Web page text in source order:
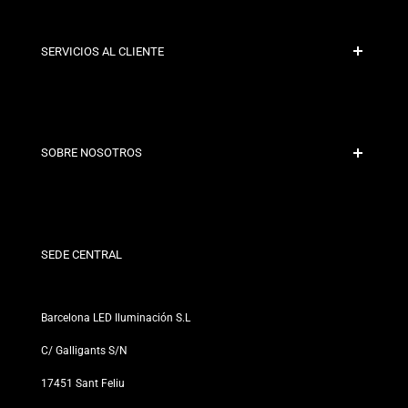
SERVICIOS AL CLIENTE
Contacto
SOBRE NOSOTROS
Nuestras Tiendas
SEDE CENTRAL
Barcelona LED Iluminación S.L
C/ Galligants S/N
17451 Sant Feliu